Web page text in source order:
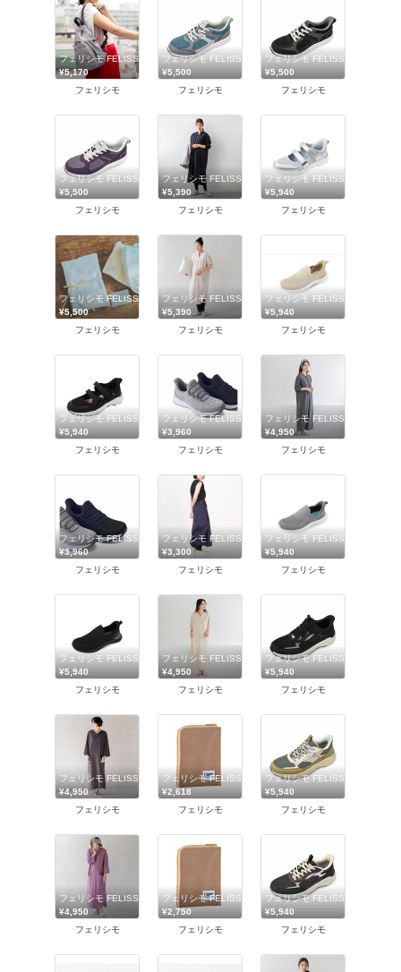
フェリシモ FELISSIMO
¥5,170
フェリシモ
フェリシモ FELISSIMO
¥5,500
フェリシモ
フェリシモ FELISSIMO
¥5,500
フェリシモ
フェリシモ FELISSIMO
¥5,500
フェリシモ
フェリシモ FELISSIMO
¥5,390
フェリシモ
フェリシモ FELISSIMO
¥5,940
フェリシモ
フェリシモ FELISSIMO
¥5,500
フェリシモ
フェリシモ FELISSIMO
¥5,390
フェリシモ
フェリシモ FELISSIMO
¥5,940
フェリシモ
フェリシモ FELISSIMO
¥5,940
フェリシモ
フェリシモ FELISSIMO
¥3,960
フェリシモ
フェリシモ FELISSIMO
¥4,950
フェリシモ
フェリシモ FELISSIMO
¥3,960
フェリシモ
フェリシモ FELISSIMO
¥3,300
フェリシモ
フェリシモ FELISSIMO
¥5,940
フェリシモ
フェリシモ FELISSIMO
¥5,940
フェリシモ
フェリシモ FELISSIMO
¥4,950
フェリシモ
フェリシモ FELISSIMO
¥5,940
フェリシモ
フェリシモ FELISSIMO
¥4,950
フェリシモ
フェリシモ FELISSIMO
¥2,618
フェリシモ
フェリシモ FELISSIMO
¥5,940
フェリシモ
フェリシモ FELISSIMO
¥4,950
フェリシモ
フェリシモ FELISSIMO
¥2,750
フェリシモ
フェリシモ FELISSIMO
¥5,940
フェリシモ